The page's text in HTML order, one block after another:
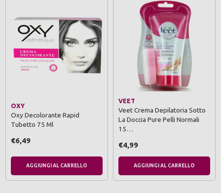
OXY
Oxy Decolorante Rapid
Tubetto 75 Ml
€6,49
AGGIUNGI AL CARRELLO
VEET
Veet Crema Depilatoria Sotto
La Doccia Pure Pelli Normali
15…
€4,99
AGGIUNGI AL CARRELLO